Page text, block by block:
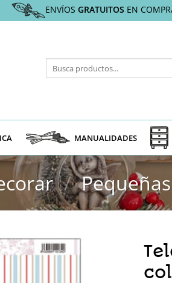
ENVÍOS GRATUITOS EN
por:
MANUALIDADES
/